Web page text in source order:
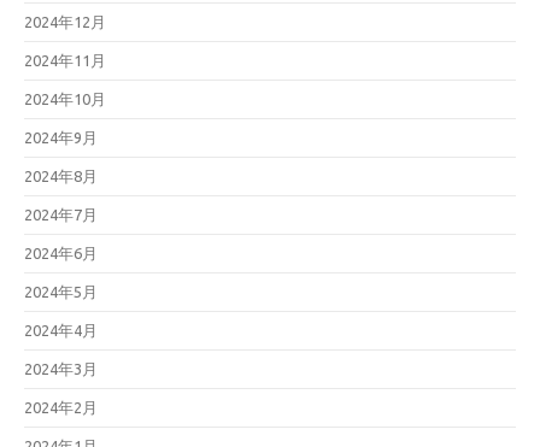
2024年12月
2024年11月
2024年10月
2024年9月
2024年8月
2024年7月
2024年6月
2024年5月
2024年4月
2024年3月
2024年2月